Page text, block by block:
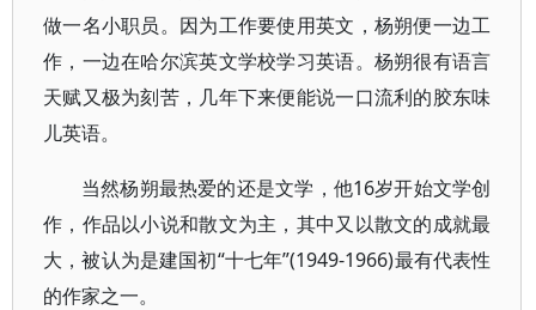
做一名小职员。因为工作要使用英文，杨朔便一边工
作，一边在哈尔滨英文学校学习英语。杨朔很有语言
天赋又极为刻苦，几年下来便能说一口流利的胶东味
儿英语。
当然杨朔最热爱的还是文学，他16岁开始文学创
作，作品以小说和散文为主，其中又以散文的成就最
大，被认为是建国初“十七年”(1949-1966)最有代表性
的作家之一。